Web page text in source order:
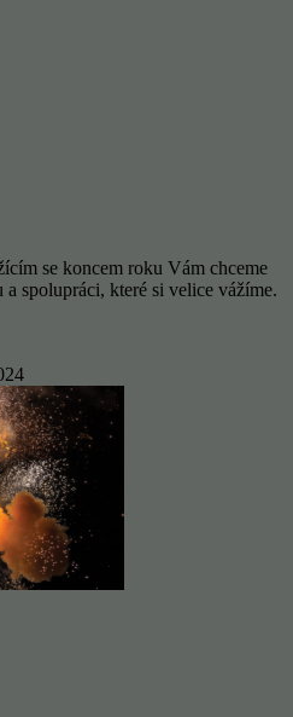
se koncem roku Vám chceme
spolupráci, které si velice vážíme.